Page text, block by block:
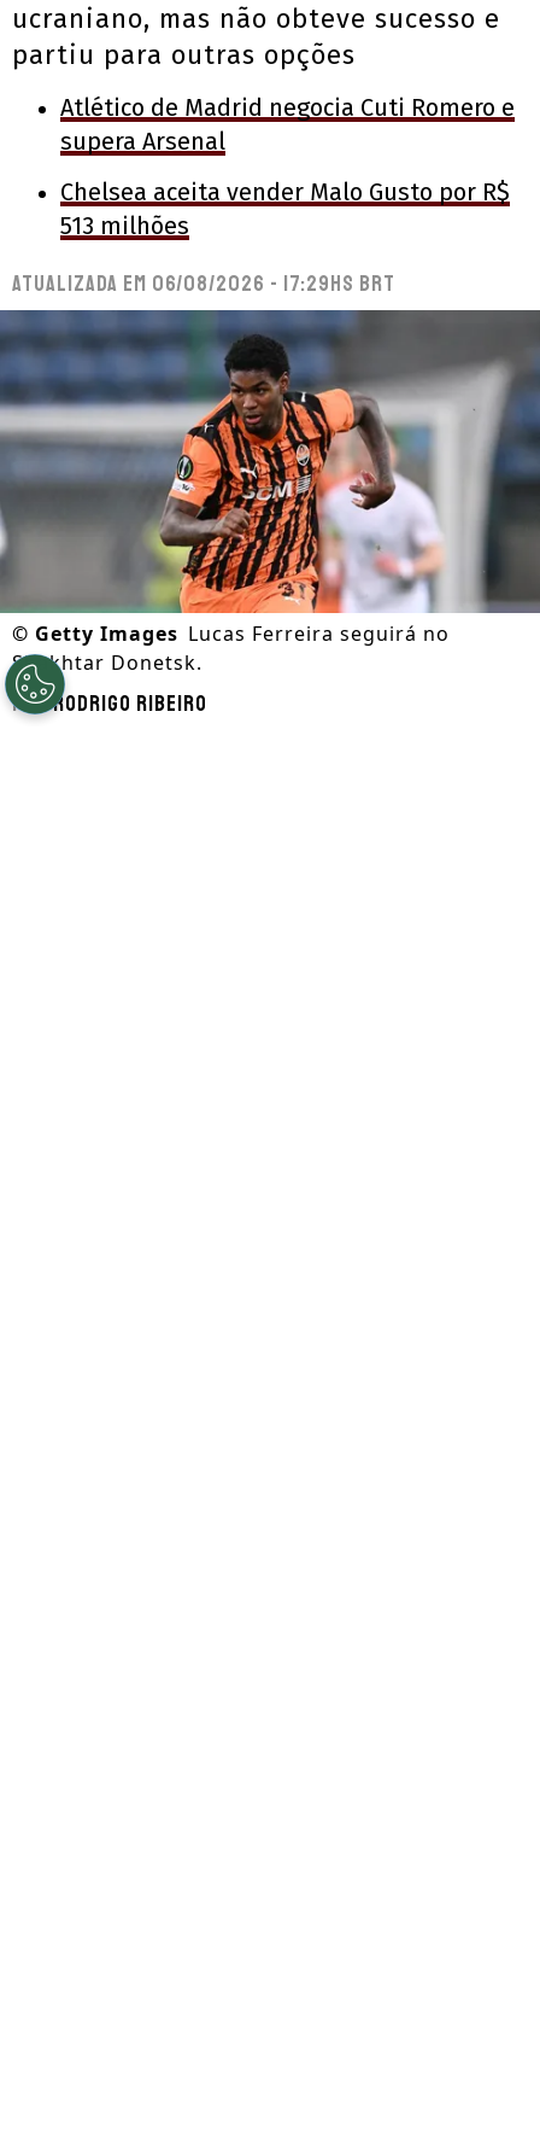
ucraniano, mas não obteve sucesso e
partiu para outras opções
Atlético de Madrid negocia Cuti Romero e
supera Arsenal
Chelsea aceita vender Malo Gusto por R$
513 milhões
Atualizada em 06/08/2026 - 17:29hs BRT
© Getty Images Lucas Ferreira seguirá no
Shakhtar Donetsk.
PorRodrigo Ribeiro